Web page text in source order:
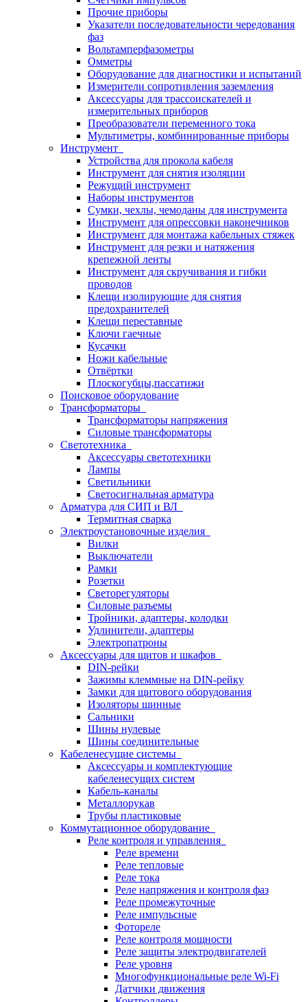
Прочие приборы
Указатели последовательности чередования
фаз
Вольтамперфазометры
Омметры
Оборудование для диагностики и испытаний
Измерители сопротивления заземления
Аксессуары для трассоискателей и
измерительных приборов
Преобразователи переменного тока
Мультиметры, комбинированные приборы
Инструмент
Устройства для прокола кабеля
Инструмент для снятия изоляции
Режущий инструмент
Наборы инструментов
Сумки, чехлы, чемоданы для инструмента
Инструмент для опрессовки наконечников
Инструмент для монтажа кабельных стяжек
Инструмент для резки и натяжения
крепежной ленты
Инструмент для скручивания и гибки
проводов
Клещи изолирующие для снятия
предохранителей
Клещи переставные
Ключи гаечные
Кусачки
Ножи кабельные
Отвёртки
Плоскогубцы,пассатижи
Поисковое оборудование
Трансформаторы
Трансформаторы напряжения
Силовые трансформаторы
Светотехника
Аксессуары светотехники
Лампы
Светильники
Светосигнальная арматура
Арматура для СИП и ВЛ
Термитная сварка
Электроустановочные изделия
Вилки
Выключатели
Рамки
Розетки
Светорегуляторы
Силовые разъемы
Тройники, адаптеры, колодки
Удлинители, адаптеры
Электропатроны
Аксессуары для щитов и шкафов
DIN-рейки
Зажимы клеммные на DIN-рейку
Замки для щитового оборудования
Изоляторы шинные
Сальники
Шины нулевые
Шины соединительные
Кабеленесущие системы
Аксессуары и комплектующие
кабеленесущих систем
Кабель-каналы
Металлорукав
Трубы пластиковые
Коммутационное оборудование
Реле контроля и управления
Реле времени
Реле тепловые
Реле тока
Реле напряжения и контроля фаз
Реле промежуточные
Реле импульсные
Фотореле
Реле контроля мощности
Реле защиты электродвигателей
Реле уровня
Многофункциональные реле Wi-Fi
Датчики движения